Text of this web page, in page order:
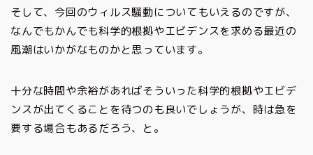
そして、今回のウィルス騒動についてもいえるのですが、
なんでもかんでも科学的根拠やエビデンスを求める最近の
風潮はいかがなものかと思っています。
十分な時間や余裕があればそういった科学的根拠やエビデ
ンスが出てくることを待つのも良いでしょうが、時は急を
要する場合もあるだろう、と。